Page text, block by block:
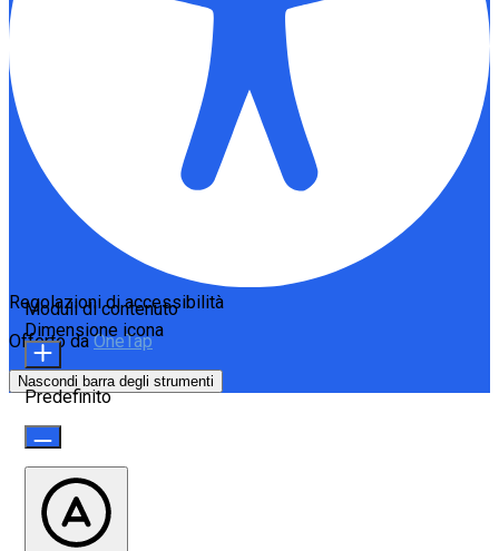
Regolazioni di accessibilità
Offerto daOneTap
Nascondi barra degli strumenti
Moduli di contenuto
Dimensione icona
Predefinito